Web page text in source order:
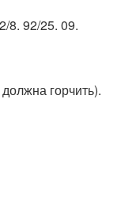
8. 92/25. 09.
горчить).